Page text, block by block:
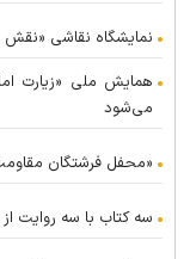
نمایشگاه نقاشی «نقش
همایش ملی «زیارت
می‌شود
«محفل فرشتگان مقاومت ۳» در حرم مطهر رضوی برگزار
سه کتاب با سه روایت